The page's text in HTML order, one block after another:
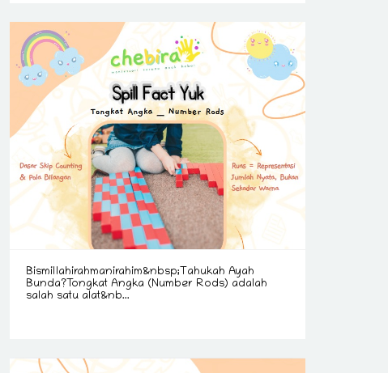
Bismillahirahmanirahim&nbsp;Tahukah Ayah
Bunda?Tongkat Angka (Number Rods) adalah
salah satu alat&nb...